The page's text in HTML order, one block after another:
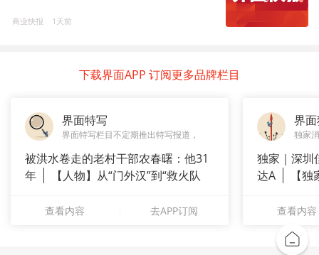
商业快报 1天前
下载界面APP 订阅更多品牌栏目
界面特写
界面特写栏目不定期推出特写报道，
被洪水卷走的老村干部农春曙：他31
年
【人物】从“门外汉”到“救火队
查看内容 去APP订阅
界
独家
独家｜深圳
达A
【
查看内容